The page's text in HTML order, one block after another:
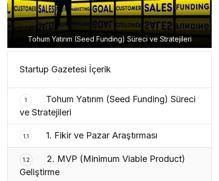
Tohum Yatırım (Seed Funding) Süreci ve Stratejileri
Startup Gazetesi İçerik
1
Tohum Yatırım (Seed Funding) Süreci
ve Stratejileri
1.1 1. Fikir ve Pazar Araştırması
1.2
2. MVP (Minimum Viable Product)
Geliştirme